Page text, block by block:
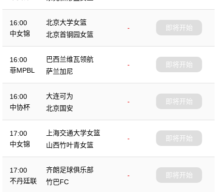
16:00
中女锦
北京大学女篮
-
北京首钢园女篮
即将开始
16:00
菲MPBL
巴西兰维瓦领航
-
萨兰加尼
即将开始
16:00
中协杯
大连可为
-
北京国安
即将开始
17:00
中女锦
上海交通大学女篮
-
山西竹叶青女篮
即将开始
17:00
不丹廷联
齐朗足球俱乐部
-
竹巴FC
即将开始